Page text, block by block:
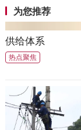
为您推荐
供给体系
热点聚焦